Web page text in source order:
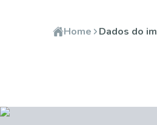
Home Dados do